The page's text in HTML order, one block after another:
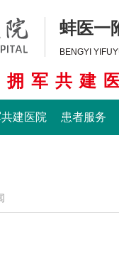
蚌医一
BENGYI
拥军共建
建医院 患者服务